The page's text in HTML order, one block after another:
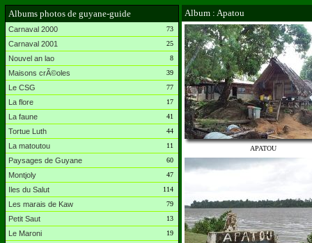
Albums photos de guyane-guide
Carnaval 2000 73
Carnaval 2001 25
Nouvel an lao 8
Maisons crÃ©oles 39
Le CSG 77
La flore 17
La faune 41
Tortue Luth 44
La matoutou 11
Paysages de Guyane 60
Montjoly 47
Iles du Salut 114
Les marais de Kaw 79
Petit Saut 13
Le Maroni 19
Album : Apatou
APATOU